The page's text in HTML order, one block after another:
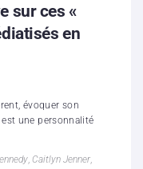
sur ces «
en
évoquer son
une personnalité
, Caitlyn Jenner,